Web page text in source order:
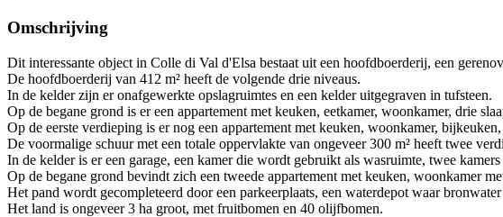
Omschrijving
Dit interessante object in Colle di Val d'Elsa bestaat uit een hoofdboerderij, een
De hoofdboerderij van 412 m² heeft de volgende drie niveaus.
In de kelder zijn er onafgewerkte opslagruimtes en een kelder uitgegraven in tufsteen.
Op de begane grond is er een appartement met keuken, eetkamer, woonkamer, drie
Op de eerste verdieping is er nog een appartement met keuken, woonkamer,
De voormalige schuur met een totale oppervlakte van ongeveer 300 m² heeft twee
In de kelder is er een garage, een kamer die wordt gebruikt als wasruimte, twee
Op de begane grond bevindt zich een tweede appartement met keuken, woonkamer
Het pand wordt gecompleteerd door een parkeerplaats, een waterdepot waar
Het land is ongeveer 3 ha groot, met fruitbomen en 40 olijfbomen.